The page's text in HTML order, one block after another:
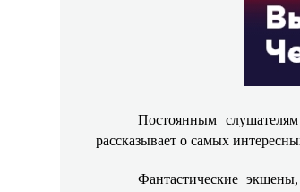
Постоянным
рассказывает о самых
Фантастические